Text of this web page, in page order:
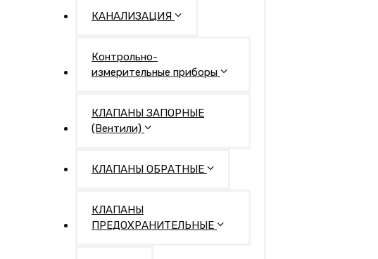
КАНАЛИЗАЦИЯ
Контрольно-
измерительные приборы
КЛАПАНЫ ЗАПОРНЫЕ
(Вентили)
КЛАПАНЫ ОБРАТНЫЕ
КЛАПАНЫ
ПРЕДОХРАНИТЕЛЬНЫЕ